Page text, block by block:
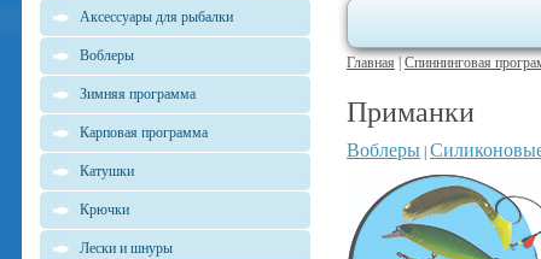
Аксессуары для рыбалки
Воблеры
Зимняя программа
Карповая программа
Катушки
Крючки
Лески и шнуры
Главная Спиннинговая
Приманки
Воблеры